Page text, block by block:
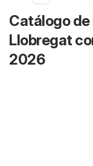
Catálogo
Llobregat
2026